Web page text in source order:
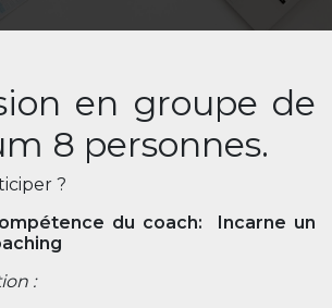
en groupe de
8 personnes.
?
du coach: Incarne un
: